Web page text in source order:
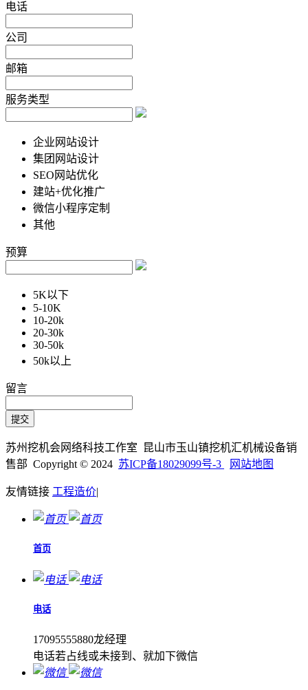
电话
公司
邮箱
服务类型
企业网站设计
集团网站设计
SEO网站优化
建站+优化推广
微信小程序定制
其他
预算
5K以下
5-10K
10-20k
20-30k
30-50k
50k以上
留言
苏州挖机会网络科技工作室 昆山市玉山镇挖机汇机械设备销
售部 Copyright © 2024 苏ICP备18029099号-3 网站地图
友情链接 工程造价|
首页
电话
17095555880龙经理
电话若占线或未接到、就加下微信